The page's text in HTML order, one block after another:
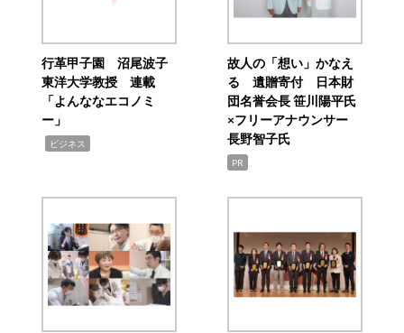
行革甲子園 沼尾波子
東洋大学教授 連載
「よんななエコノミ
ー」
ビジネス
故人の「想い」かなえ
る 遺贈寄付 日本財
団名誉会長 笹川陽平氏
×フリーアナウンサー
長野智子氏
PR